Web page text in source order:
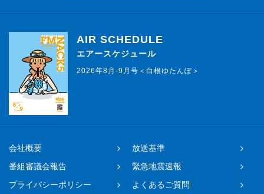
AIR SCHEDULE
エアースケジュール
2026年8月-9月号＜白根ゆたんぽ＞
会社概要
放送基準
番組審議会報告
緊急地震速報
プライバシーポリシー
よくあるご質問